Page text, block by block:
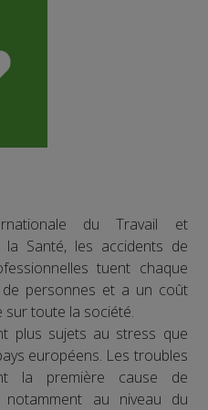
du Travail et
la Santé, les accidents de
tuent chaque
personnes et a un coût
sur toute la société.
plus sujets au stress que
européens. Les troubles
la première cause de
notamment au niveau du